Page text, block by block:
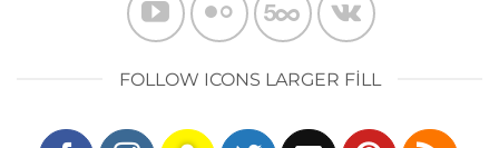
FOLLOW ICONS LARGER FILL